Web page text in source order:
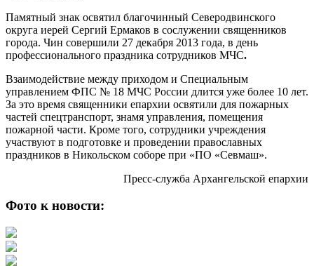
Памятный знак освятил благочинный Северодвинского
округа иерей Сергий Ермаков в сослужении священников
города. Чин совершили 27 декабря 2013 года, в день
профессионального праздника сотрудников МЧС.
Взаимодействие между приходом и Специальным
управлением ФПС № 18 МЧС России длится уже более 10 лет.
За это время священники епархии освятили для пожарных
частей спецтранспорт, знамя управления, помещения
пожарной части. Кроме того, сотрудники учреждения
участвуют в подготовке и проведении православных
праздников в Никольском соборе при «ПО «Севмаш».
Пресс-служба Архангельской епархии
Фото к новости: